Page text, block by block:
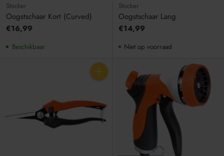
Stocker
Oogstschaar Kort (Curved)
€16,99
Beschikbaar
Stocker
Oogstschaar Lang
€14,99
Niet op voorraad
Aantal